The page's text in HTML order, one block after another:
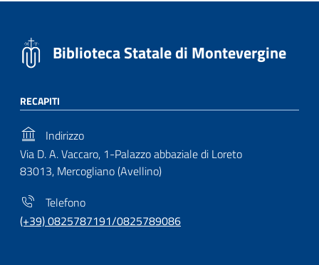
Biblioteca Statale di Montevergine
RECAPITI
Indirizzo
Via D. A. Vaccaro, 1-Palazzo abbaziale di Loreto
83013, Mercogliano (Avellino)
Telefono
(+39) 0825787191/0825789086